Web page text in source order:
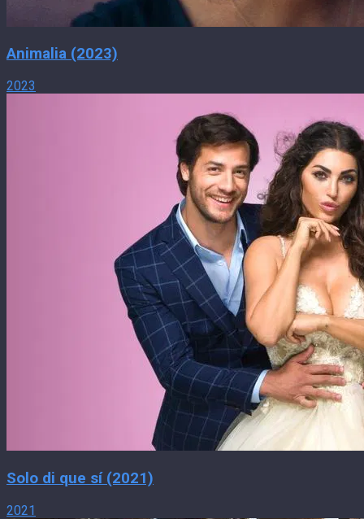
Animalia (2023)
2023
Solo di que sí (2021)
2021